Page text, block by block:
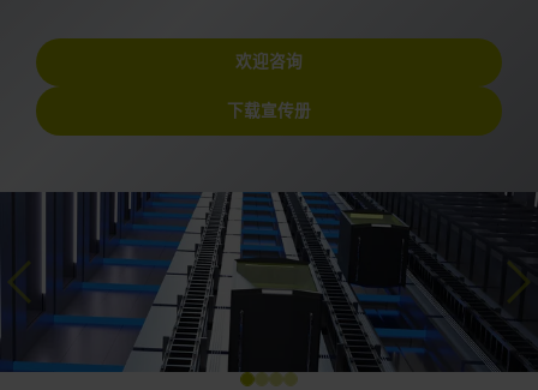
欢迎咨询
下载宣传册
Previous